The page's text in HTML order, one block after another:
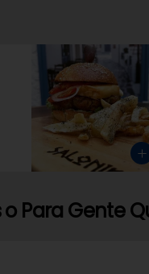
Para Gente